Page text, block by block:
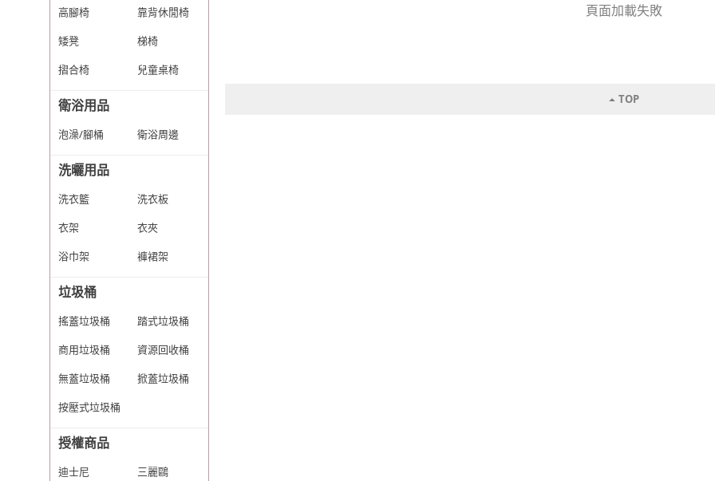
高腳椅
靠背休閒椅
矮凳
梯椅
摺合椅
兒童桌椅
衛浴用品
泡澡/腳桶 衛浴周邊
洗曬用品
洗衣籃
洗衣板
衣架
衣夾
浴巾架
褲裙架
垃圾桶
搖蓋垃圾桶
踏式垃圾桶
商用垃圾桶
資源回收桶
無蓋垃圾桶
掀蓋垃圾桶
按壓式垃圾桶
授權商品
迪士尼
三麗鷗
頁面加載失敗
TOP